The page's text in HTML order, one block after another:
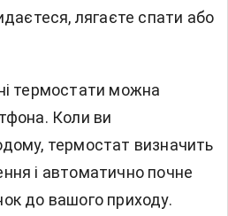
лягаєте спати або
термостати можна
Коли ви
термостат визначить
і автоматично почне
до вашого приходу.